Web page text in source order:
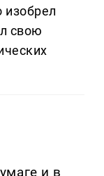
изобрел
свою
и в